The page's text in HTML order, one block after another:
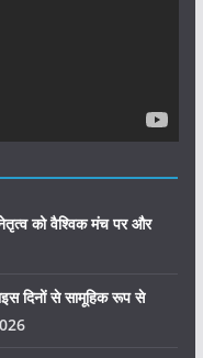
को वैश्विक मंच पर और
दिनों से सामूहिक रूप से